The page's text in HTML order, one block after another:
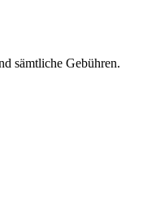
sämtliche Gebühren.